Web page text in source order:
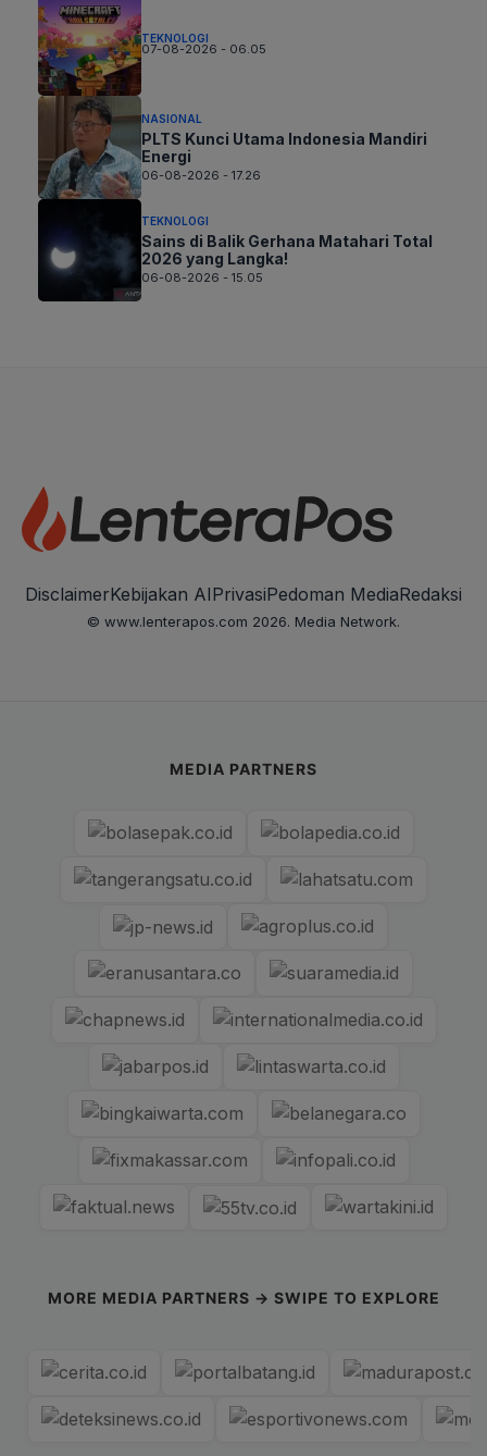
TEKNOLOGI
07-08-2026 - 06.05
NASIONAL
PLTS Kunci Utama Indonesia Mandiri
Energi
06-08-2026 - 17.26
TEKNOLOGI
Sains di Balik Gerhana Matahari Total
2026 yang Langka!
06-08-2026 - 15.05
DisclaimerKebijakan AIPrivasiPedoman MediaRedaksi
© www.lenterapos.com 2026. Media Network.
MEDIA PARTNERS
MORE MEDIA PARTNERS → SWIPE TO EXPLORE